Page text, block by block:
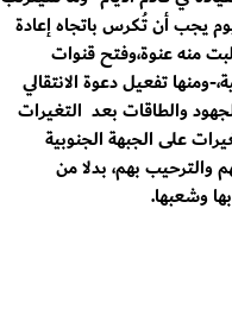
يجب أن تُـكرس باتجاه إعادة
منه عنوة،وفتح قنوات
ومنها تفعيل دعوة الانتقالي
والطاقات بعد التغيرات
على الجبهة الجنوبية
والترحيب بهم، بدلا من
وشعبها.